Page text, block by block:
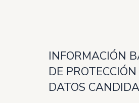
INFORMACIÓN
DE
DATOS